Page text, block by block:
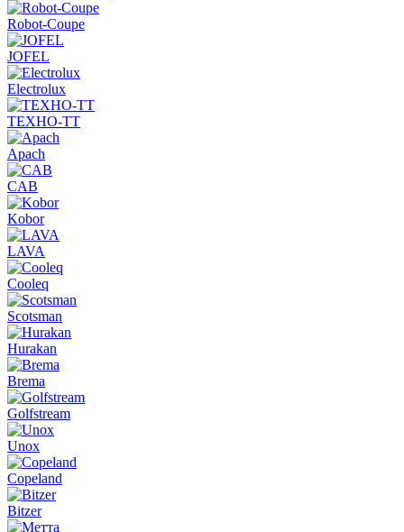
Robot-Coupe
JOFEL
Electrolux
ТЕХНО-ТТ
Apach
CAB
Kobor
LAVA
Cooleq
Scotsman
Hurakan
Brema
Golfstream
Unox
Copeland
Bitzer